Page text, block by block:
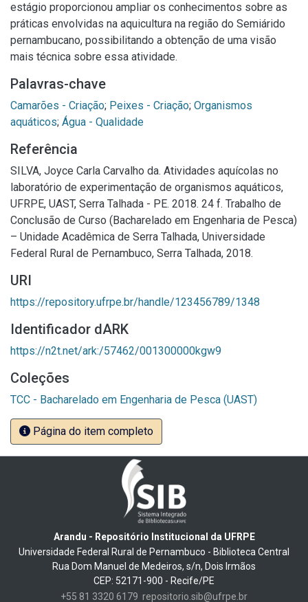
estágio proporcionou ampliar os conhecimentos sobre as
práticas envolvidas na aquicultura na região do Semiárido
pernambucano, possibilitando a obtenção de uma visão
mais técnica sobre essa atividade.
Palavras-chave
Camarões - Criação; Peixes - Criação; Organismos
aquáticos; Água - Qualidade
Referência
SILVA, Joyce Carla Carvalho da. Atividades aquícolas no
laboratório de experimentação de organismos aquáticos,
UFRPE, UAST, Serra Talhada - PE. 2018. 24 f. Trabalho de
Conclusão de Curso (Bacharelado em Engenharia de Pesca)
– Unidade Acadêmica de Serra Talhada, Universidade
Federal Rural de Pernambuco, Serra Talhada, 2018.
URI
https://repository.ufrpe.br/handle/123456789/1348
Identificador dARK
https://n2t.net/ark:/57462/001300000kgw9
Coleções
TCC - Bacharelado em Engenharia de Pesca (UAST)
Página do item completo
Arandu - Repositório Institucional da UFRPE
Universidade Federal Rural de Pernambuco - Biblioteca Central
Rua Dom Manuel de Medeiros, s/n, Dois Irmãos
CEP: 52171-900 - Recife/PE
+55 81 3320 6179 repositorio.sib@ufrpe.br